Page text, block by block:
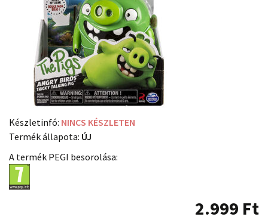
Készletinfó: NINCS KÉSZLETEN
Termék állapota: ÚJ
A termék PEGI besorolása:
2.999 Ft